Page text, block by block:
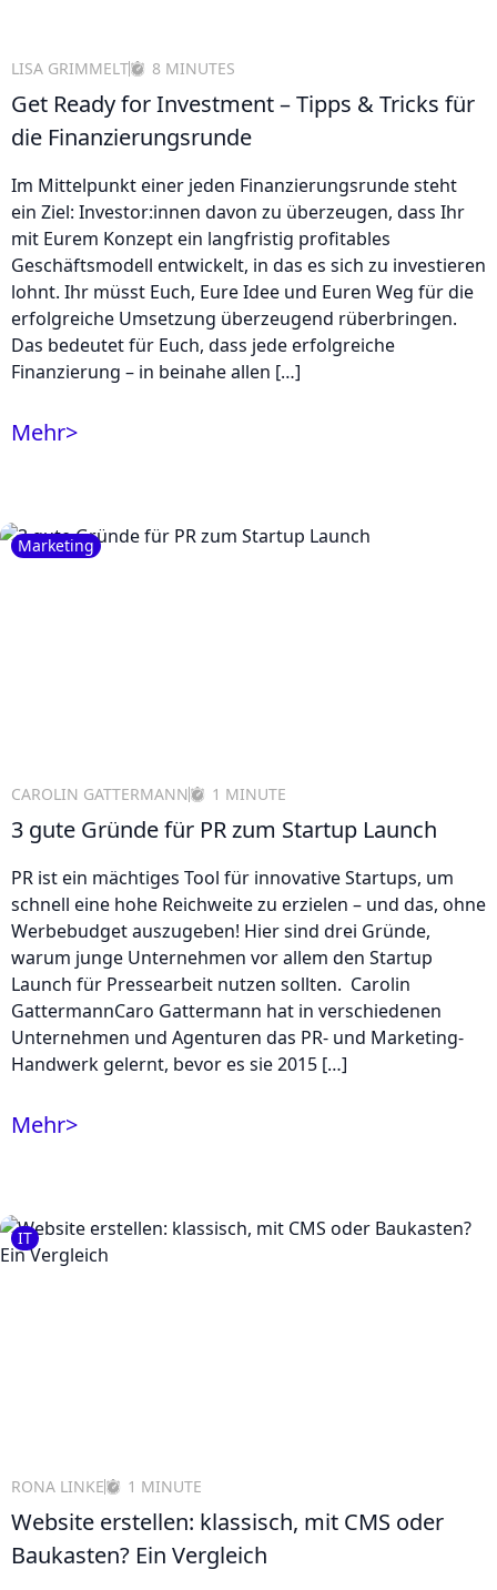
LISA GRIMMELT 8 MINUTES
Get Ready for Investment – Tipps & Tricks für
die Finanzierungsrunde
Im Mittelpunkt einer jeden Finanzierungsrunde steht
ein Ziel: Investor:innen davon zu überzeugen, dass Ihr
mit Eurem Konzept ein langfristig profitables
Geschäftsmodell entwickelt, in das es sich zu investieren
lohnt. Ihr müsst Euch, Eure Idee und Euren Weg für die
erfolgreiche Umsetzung überzeugend rüberbringen.
Das bedeutet für Euch, dass jede erfolgreiche
Finanzierung – in beinahe allen […]
Mehr>
Marketing
CAROLIN GATTERMANN 1 MINUTE
3 gute Gründe für PR zum Startup Launch
PR ist ein mächtiges Tool für innovative Startups, um
schnell eine hohe Reichweite zu erzielen – und das, ohne
Werbebudget auszugeben! Hier sind drei Gründe,
warum junge Unternehmen vor allem den Startup
Launch für Pressearbeit nutzen sollten. Carolin
GattermannCaro Gattermann hat in verschiedenen
Unternehmen und Agenturen das PR- und Marketing-
Handwerk gelernt, bevor es sie 2015 […]
Mehr>
IT
RONA LINKE 1 MINUTE
Website erstellen: klassisch, mit CMS oder
Baukasten? Ein Vergleich